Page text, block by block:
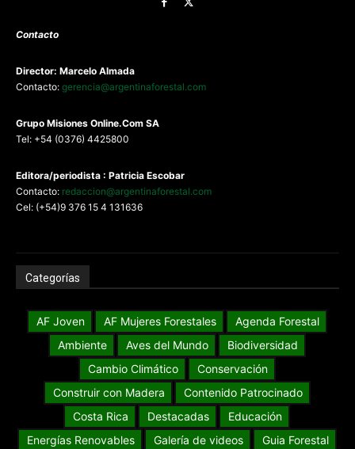
Contacto
Director: Marcelo Almada
Contacto: gerencia@argentinaforestal.com
Grupo Misiones Online.Com SA
Tel: +54 (0376) 4425800
Editora/periodista : Patricia Escobar
Contacto: redaccion@argentinaforestal.com
Cel: (+54)9 376 15 4 131636
Categorías
AF Joven AF Mujeres Forestales
Agenda Forestal
Ambiente
Aves del Mundo
Biodiversidad
Cambio Climático
Conservación
Construir con Madera
Contenido Patrocinado
Costa Rica
Destacadas
Educación
Energías Renovables
Galería de videos
Guia Forestal